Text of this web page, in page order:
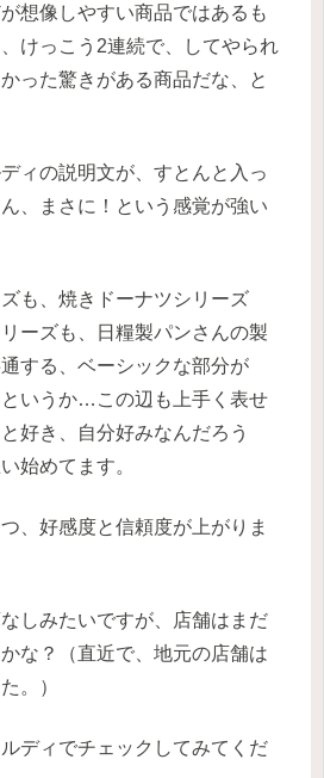
想像しやすい商品ではあるも
けっこう2連続で、してやられ
った驚きがある商品だな、と
ィの説明文が、すとんと入っ
、まさに！という感覚が強い
も、焼きドーナツシリーズ
ーズも、日糧製パンさんの製
する、ベーシックな部分が
というか…この辺も上手く表せ
好き、自分好みなんだろう
始めてます。
、好感度と信頼度が上がりま
しみたいですが、店舗はまだ
な？（直近で、地元の店舗は
。）
ディでチェックしてみてくだ